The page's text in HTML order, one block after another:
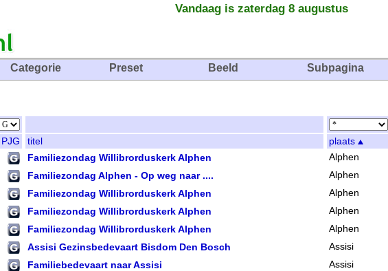
Vandaag is zaterdag 8 augustus
Categorie Preset Beeld Subpagina
PJG titel plaats
Familiezondag Willibrorduskerk Alphen Alphen
Familiezondag Alphen - Op weg naar .... Alphen
Familiezondag Willibrorduskerk Alphen Alphen
Familiezondag Willibrorduskerk Alphen Alphen
Familiezondag Willibrorduskerk Alphen Alphen
Assisi Gezinsbedevaart Bisdom Den Bosch Assisi
Familiebedevaart naar Assisi Assisi